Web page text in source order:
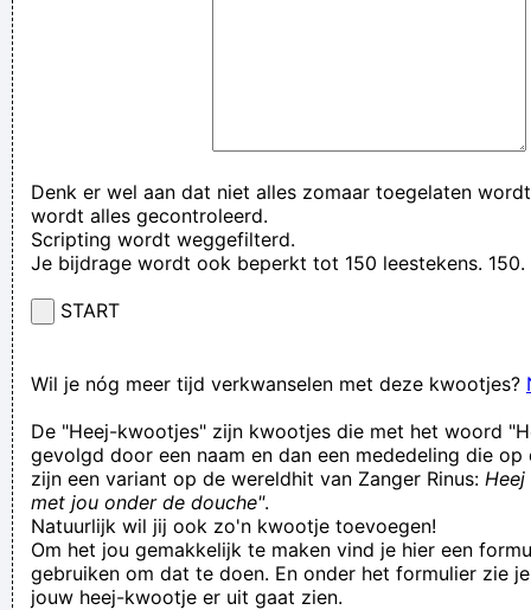
Denk er wel aan dat niet alles zomaar toegelaten
wordt alles gecontroleerd.
Scripting wordt weggefilterd.
Je bijdrage wordt ook beperkt tot 150 leestekens. 150.
START
Wil je nóg meer tijd verkwanselen met deze kwootjes?
De "Heej-kwootjes" zijn kwootjes die met het woord
gevolgd door een naam en dan een mededeling die op
zijn een variant op de wereldhit van Zanger Rinus:
met jou onder de douche".
Natuurlijk wil jij ook zo'n kwootje toevoegen!
Om het jou gemakkelijk te maken vind je hier een
gebruiken om dat te doen. En onder het formulier zie
jouw heej-kwootje er uit gaat zien.